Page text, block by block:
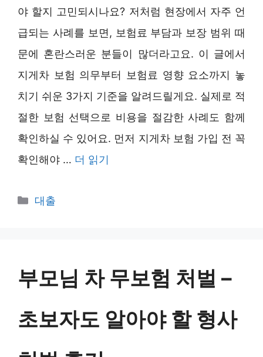
야 할지 고민되시나요? 저처럼 현장에서 자주 언
급되는 사례를 보면, 보험료 부담과 보장 범위 때
문에 혼란스러운 분들이 많더라고요. 이 글에서
지게차 보험 의무부터 보험료 영향 요소까지 놓
치기 쉬운 3가지 기준을 알려드릴게요. 실제로 적
절한 보험 선택으로 비용을 절감한 사례도 함께
확인하실 수 있어요. 먼저 지게차 보험 가입 전 꼭
확인해야 … 더 읽기
카
대출
부모님 차 무보험 처벌 –
초보자도 알아야 할 형사